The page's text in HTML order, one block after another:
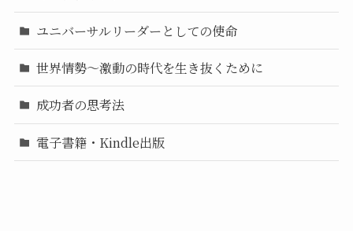
ユニバーサルリーダーとしての使命
世界情勢〜激動の時代を生き抜くために
成功者の思考法
電子書籍・Kindle出版